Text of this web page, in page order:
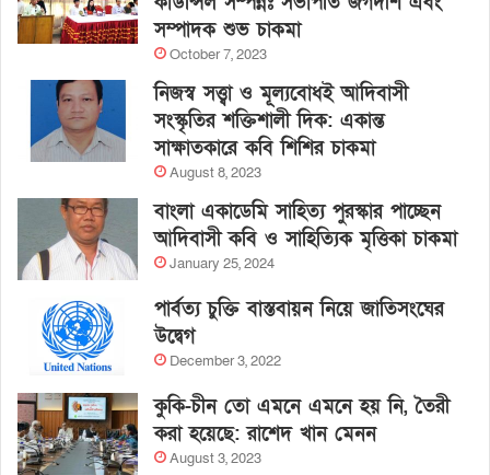
সম্পাদক শুভ চাকমা
October 7, 2023
নিজস্ব সত্ত্বা ও মূল্যবোধই আদিবাসী
সংস্কৃতির শক্তিশালী দিক: একান্ত
সাক্ষাতকারে কবি শিশির চাকমা
August 8, 2023
বাংলা একাডেমি সাহিত্য পুরস্কার পাচ্ছেন
আদিবাসী কবি ও সাহিত্যিক মৃত্তিকা চাকমা
January 25, 2024
পার্বত্য চুক্তি বাস্তবায়ন নিয়ে জাতিসংঘের
উদ্বেগ
December 3, 2022
কুকি-চীন তো এমনে এমনে হয় নি, তৈরী
করা হয়েছে: রাশেদ খান মেনন
August 3, 2023